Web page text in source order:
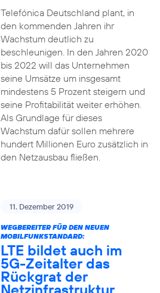
Telefónica Deutschland plant, in
den kommenden Jahren ihr
Wachstum deutlich zu
beschleunigen. In den Jahren 2020
bis 2022 will das Unternehmen
seine Umsätze um insgesamt
mindestens 5 Prozent steigern und
seine Profitabilität weiter erhöhen.
Als Grundlage für dieses
Wachstum dafür sollen mehrere
hundert Millionen Euro zusätzlich in
den Netzausbau fließen.
11. Dezember 2019
WEGBEREITER FÜR DEN NEUEN
MOBILFUNKSTANDARD:
LTE bildet auch im
5G-Zeitalter das
Rückgrat der
Netzinfrastruktur